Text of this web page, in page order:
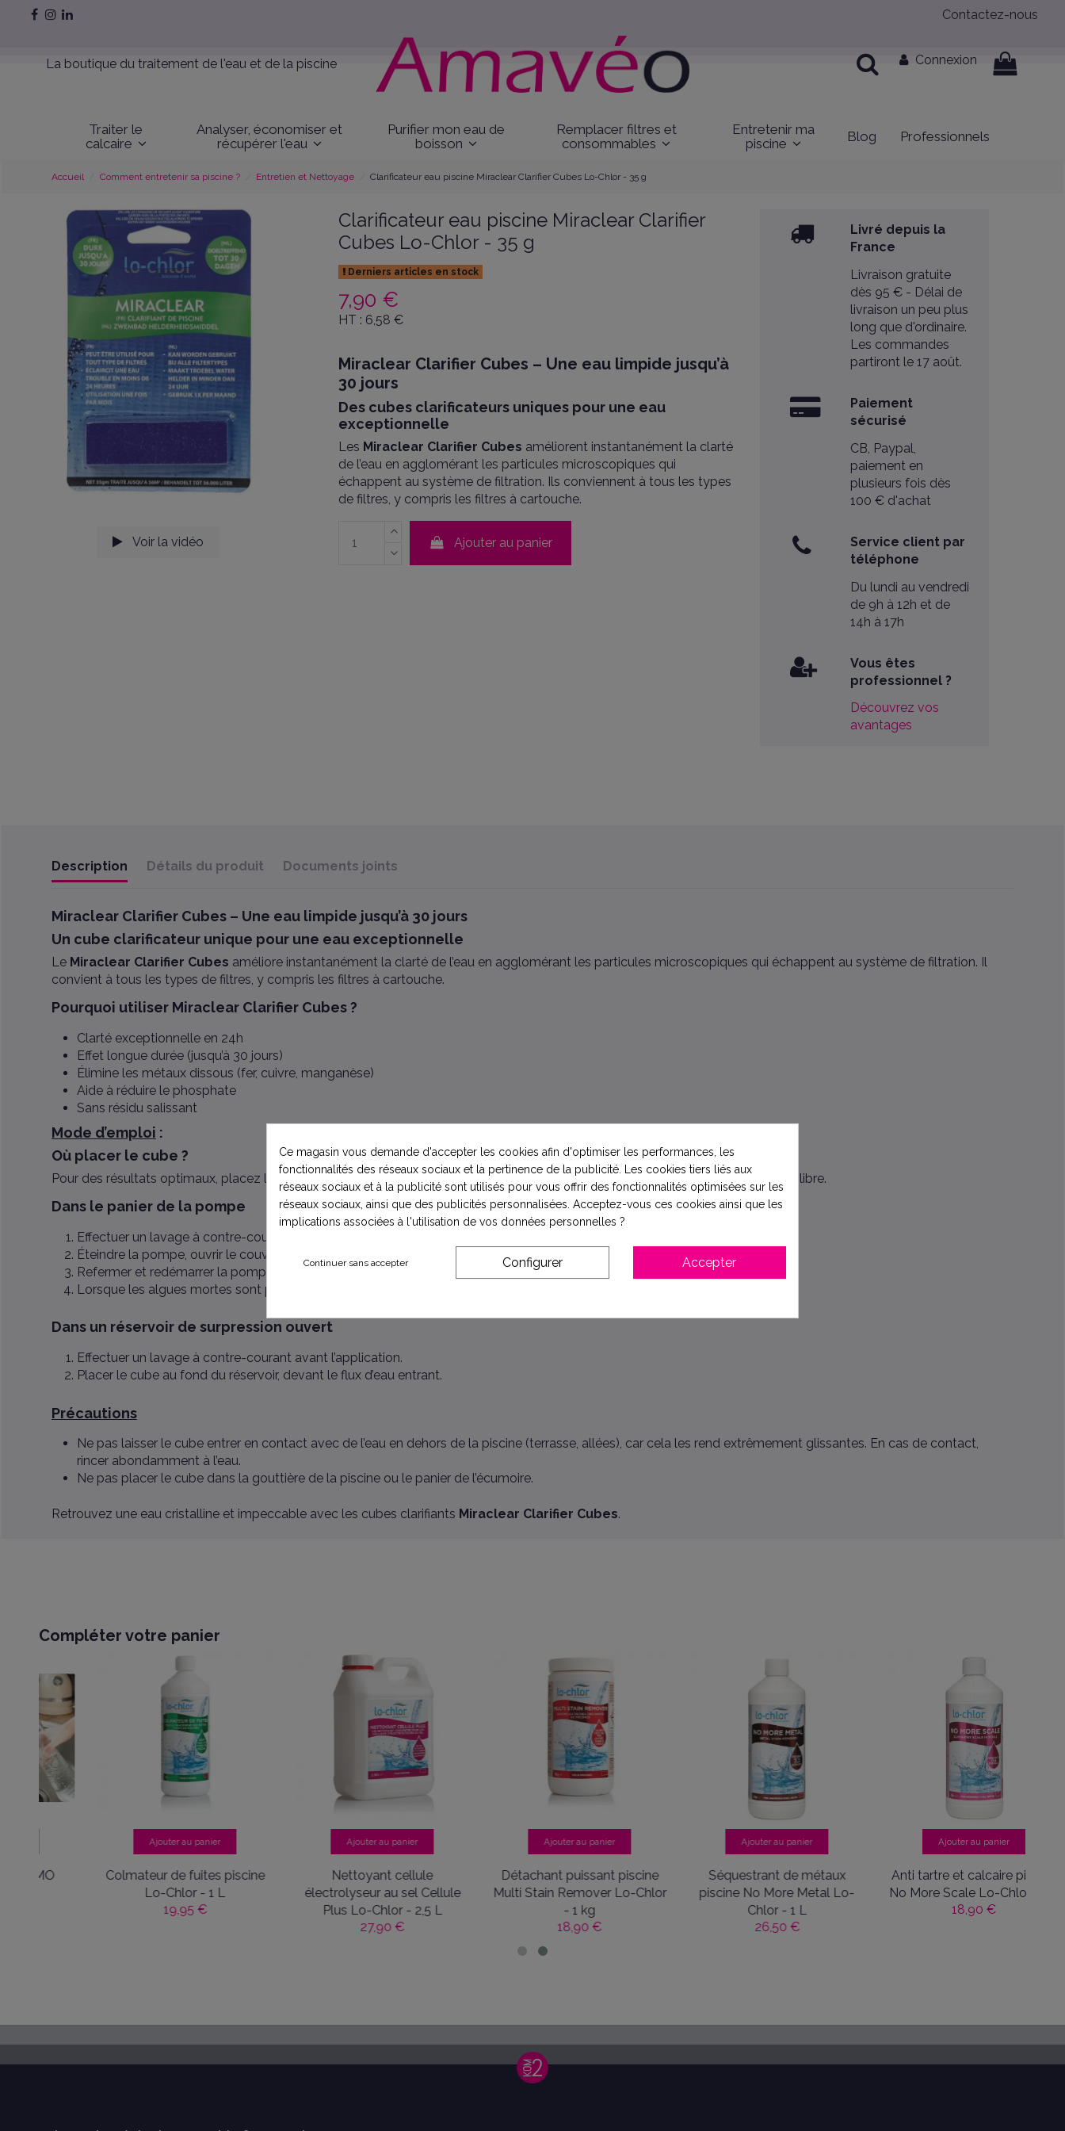
Contactez-nous
La boutique du traitement de l'eau et de la piscine Connexion
Traiter le
calcaire
Analyser, économiser et
récupérer l'eau
Purifier mon eau de
boisson
Remplacer filtres et
consommables
Entretenir ma
piscine
Blog Professionnels
Accueil Comment entretenir sa piscine ? Entretien et Nettoyage Clarificateur eau piscine Miraclear Clarifier Cubes Lo-Chlor - 35 g
Voir la vidéo
Clarificateur eau piscine Miraclear Clarifier
Cubes Lo-Chlor - 35 g
Derniers articles en stock
7,90 €
HT : 6,58€
Miraclear Clarifier Cubes – Une eau limpide jusqu’à
30 jours
Des cubes clarificateurs uniques pour une eau
exceptionnelle
Les Miraclear Clarifier Cubes améliorent instantanément la clarté
de l’eau en agglomérant les particules microscopiques qui
échappent au système de filtration. Ils conviennent à tous les types
de filtres, y compris les filtres à cartouche.
Ajouter au panier
Livré depuis la
France
Livraison gratuite
dès 95 € - Délai de
livraison un peu plus
long que d'ordinaire.
Les commandes
partiront le 17 août.
Paiement
sécurisé
CB, Paypal,
paiement en
plusieurs fois dès
100 € d'achat
Service client par
téléphone
Du lundi au vendredi
de 9h à 12h et de
14h à 17h
Vous êtes
professionnel ?
Découvrez vos
avantages
Description Détails du produit Documents joints
Miraclear Clarifier Cubes – Une eau limpide jusqu’à 30 jours
Un cube clarificateur unique pour une eau exceptionnelle
Le Miraclear Clarifier Cubes améliore instantanément la clarté de l’eau en agglomérant les particules microscopiques qui échappent au système de filtration. Il
convient à tous les types de filtres, y compris les filtres à cartouche.
Pourquoi utiliser Miraclear Clarifier Cubes ?
Clarté exceptionnelle en 24h
Effet longue durée (jusqu’à 30 jours)
Élimine les métaux dissous (fer, cuivre, manganèse)
Aide à réduire le phosphate
Sans résidu salissant
Mode d’emploi :
Où placer le cube ?
Pour des résultats optimaux, placez le cube dans une zone à fort débit d’eau, comme le panier de la pompe ou le réservoir d’équilibre.
Dans le panier de la pompe
Effectuer un lavage à contre-courant avant d’insérer le cube.
Éteindre la pompe, ouvrir le couvercle du panier et y placer le cube.
Refermer et redémarrer la pompe.
Lorsque les algues mortes sont piégées dans le filtre, effectuer un nouveau lavage à contre-courant.
Dans un réservoir de surpression ouvert
Effectuer un lavage à contre-courant avant l’application.
Placer le cube au fond du réservoir, devant le flux d’eau entrant.
Précautions
Ne pas laisser le cube entrer en contact avec de l’eau en dehors de la piscine (terrasse, allées), car cela les rend extrêmement glissantes. En cas de contact,
rincer abondamment à l’eau.
Ne pas placer le cube dans la gouttière de la piscine ou le panier de l’écumoire.
Retrouvez une eau cristalline et impeccable avec les cubes clarifiants Miraclear Clarifier Cubes.
Compléter votre panier
Ajouter au panier
Colmateur de fuites piscine
Lo-Chlor - 1 L
Ajouter au panier
Nettoyant cellule
électrolyseur au sel Cellule
Plus Lo-Chlor - 2,5 L
Ajouter au panier
Détachant puissant piscine
Multi Stain Remover Lo-Chlor
Ajouter au panier
Séquestrant de métaux
piscine No More Metal Lo-
Chlor - 1 L
Ajouter au panier
Anti tartre et calcaire piscine
No More Scale Lo-Chlor - 1 L
Ce magasin vous demande d'accepter les cookies afin d'optimiser les performances, les
fonctionnalités des réseaux sociaux et la pertinence de la publicité. Les cookies tiers liés aux
réseaux sociaux et à la publicité sont utilisés pour vous offrir des fonctionnalités optimisées sur les
réseaux sociaux, ainsi que des publicités personnalisées. Acceptez-vous ces cookies ainsi que les
implications associées à l'utilisation de vos données personnelles ?
Continuer sans accepter Configurer Accepter